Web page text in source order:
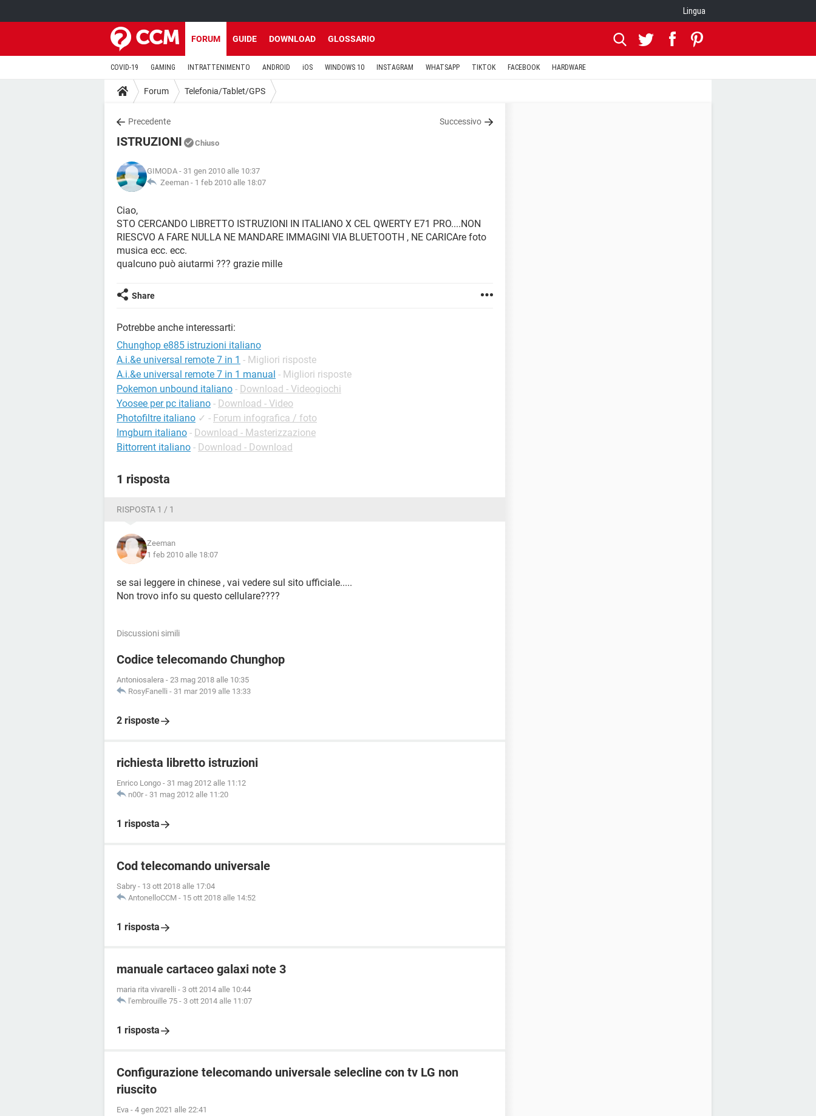
Lingua
FORUM GUIDE DOWNLOAD GLOSSARIO
COVID-19 GAMING INTRATTENIMENTO ANDROID iOS WINDOWS 10 INSTAGRAM WHATSAPP TIKTOK FACEBOOK HARDWARE
Forum Telefonia/Tablet/GPS
Precedente Successivo
ISTRUZIONI Chiuso
GIMODA - 31 gen 2010 alle 10:37
Zeeman - 1 feb 2010 alle 18:07
Ciao,
STO CERCANDO LIBRETTO ISTRUZIONI IN ITALIANO X CEL QWERTY E71 PRO....NON
RIESCVO A FARE NULLA NE MANDARE IMMAGINI VIA BLUETOOTH , NE CARICAre foto
musica ecc. ecc.
qualcuno può aiutarmi ??? grazie mille
Share
Potrebbe anche interessarti:
Chunghop e885 istruzioni italiano
A.i.&e universal remote 7 in 1 - Migliori risposte
A.i.&e universal remote 7 in 1 manual - Migliori risposte
Pokemon unbound italiano - Download - Videogiochi
Yoosee per pc italiano - Download - Video
Photofiltre italiano ✓ - Forum infografica / foto
Imgburn italiano - Download - Masterizzazione
Bittorrent italiano - Download - Download
1 risposta
RISPOSTA 1 / 1
Zeeman
1 feb 2010 alle 18:07
se sai leggere in chinese , vai vedere sul sito ufficiale.....
Non trovo info su questo cellulare????
Discussioni simili
Codice telecomando Chunghop
Antoniosalera - 23 mag 2018 alle 10:35
RosyFanelli - 31 mar 2019 alle 13:33
2 risposte
richiesta libretto istruzioni
Enrico Longo - 31 mag 2012 alle 11:12
n00r - 31 mag 2012 alle 11:20
1 risposta
Cod telecomando universale
Sabry - 13 ott 2018 alle 17:04
AntonelloCCM - 15 ott 2018 alle 14:52
1 risposta
manuale cartaceo galaxi note 3
maria rita vivarelli - 3 ott 2014 alle 10:44
l'embrouille 75 - 3 ott 2014 alle 11:07
1 risposta
Configurazione telecomando universale selecline con tv LG non
riuscito
Eva - 4 gen 2021 alle 22:41